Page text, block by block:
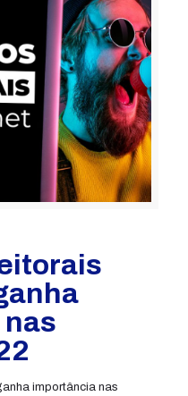
importância nas